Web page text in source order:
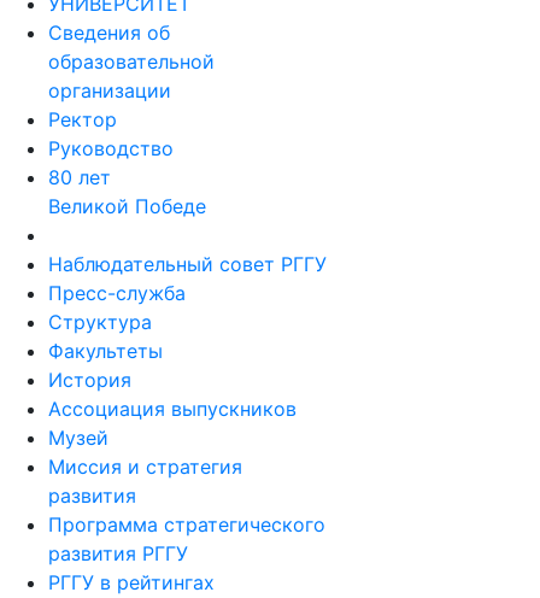
УНИВЕРСИТЕТ
Сведения об
образовательной
организации
Ректор
Руководство
80 лет
Наблюдательный совет РГГУ
Пресс-служба
Структура
Факультеты
История
Ассоциация выпускников
Музей
Миссия и стратегия
развития
Программа стратегического
развития РГГУ